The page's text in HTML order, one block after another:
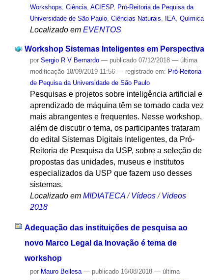
Workshops Ciência, ACIESP, Pró-Reitoria de Pequisa da
Universidade de São Paulo, Ciências Naturais IEA, Química
Localizado em EVENTOS
Workshop Sistemas Inteligentes em Perspectiva
por Sergio R V Bernardo — publicado07/12/2018 — última
modificação18/09/2019 11:56 — registrado em: Pró-Reitoria
de Pequisa da Universidade de São Paulo
Pesquisas e projetos sobre inteligência artificial e
aprendizado de máquina têm se tornado cada vez
mais abrangentes e frequentes. Nesse workshop,
além de discutir o tema, os participantes trataram
do edital Sistemas Digitais Inteligentes, da Pró-
Reitoria de Pesquisa da USP, sobre a seleção de
propostas das unidades, museus e institutos
especializados da USP que fazem uso desses
sistemas.
Localizado em MIDIATECA /Vídeos /Videos
2018
Adequação das instituições de pesquisa ao
novo Marco Legal da Inovação é tema de
workshop
por Mauro Bellesa — publicado16/08/2018 — última